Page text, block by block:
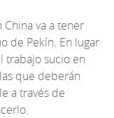
va a tener
de Pekín. En lugar
trabajo sucio en
que deberán
a través de